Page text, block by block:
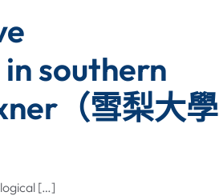
southern
（雪梨大學
[…]